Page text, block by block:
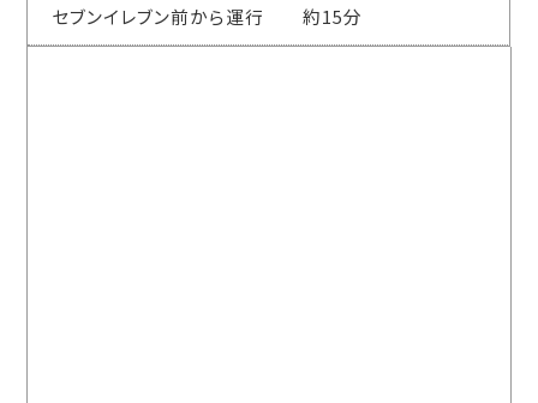
セブンイレブン前から運行 約15分